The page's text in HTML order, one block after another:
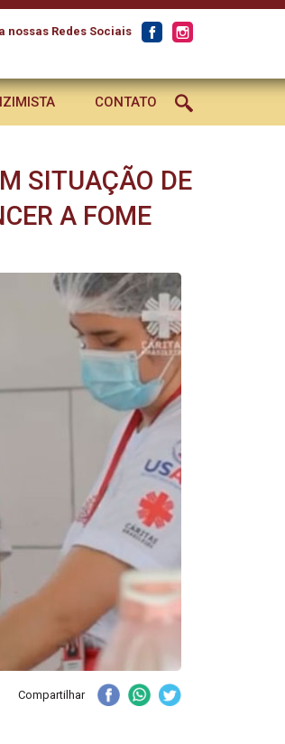
nossas Redes Sociais
CONTATO
SITUAÇÃO DE
A FOME
Compartilhar